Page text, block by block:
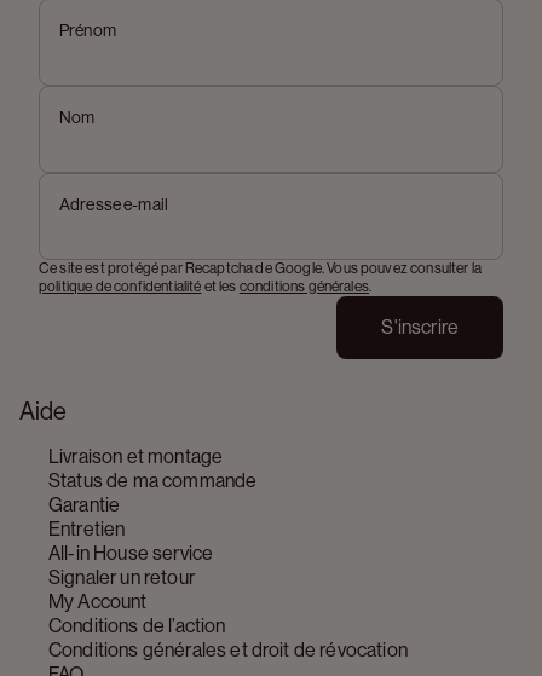
Aide
Livraison et montage
Status de ma commande
Garantie
Entretien
All-in House service
Signaler un retour
My Account
Conditions de l’action
Conditions générales et droit de révocation
Prénom
Nom
Adresse e-mail
Ce site est protégé par Recaptcha de Google. Vous pouvez consulter la
politique de confidentialité et les conditions générales.
S'inscrire